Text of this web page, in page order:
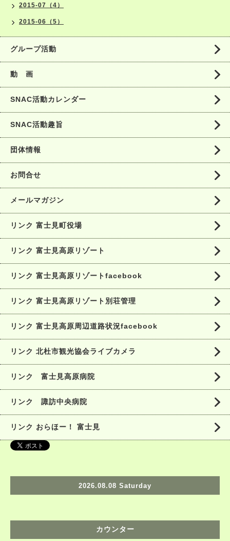
2015-07（4）
2015-06（5）
グループ活動
動 画
SNAC活動カレンダー
SNAC活動趣旨
団体情報
お問合せ
メールマガジン
リンク 富士見町役場
リンク 富士見高原リゾート
リンク 富士見高原リゾートfacebook
リンク 富士見高原リゾート別荘管理
リンク 富士見高原周辺道路状況facebook
リンク 北杜市観光協会ライブカメラ
リンク 富士見高原病院
リンク 諏訪中央病院
リンク おらほー！ 富士見
2026.08.08 Saturday
カウンター